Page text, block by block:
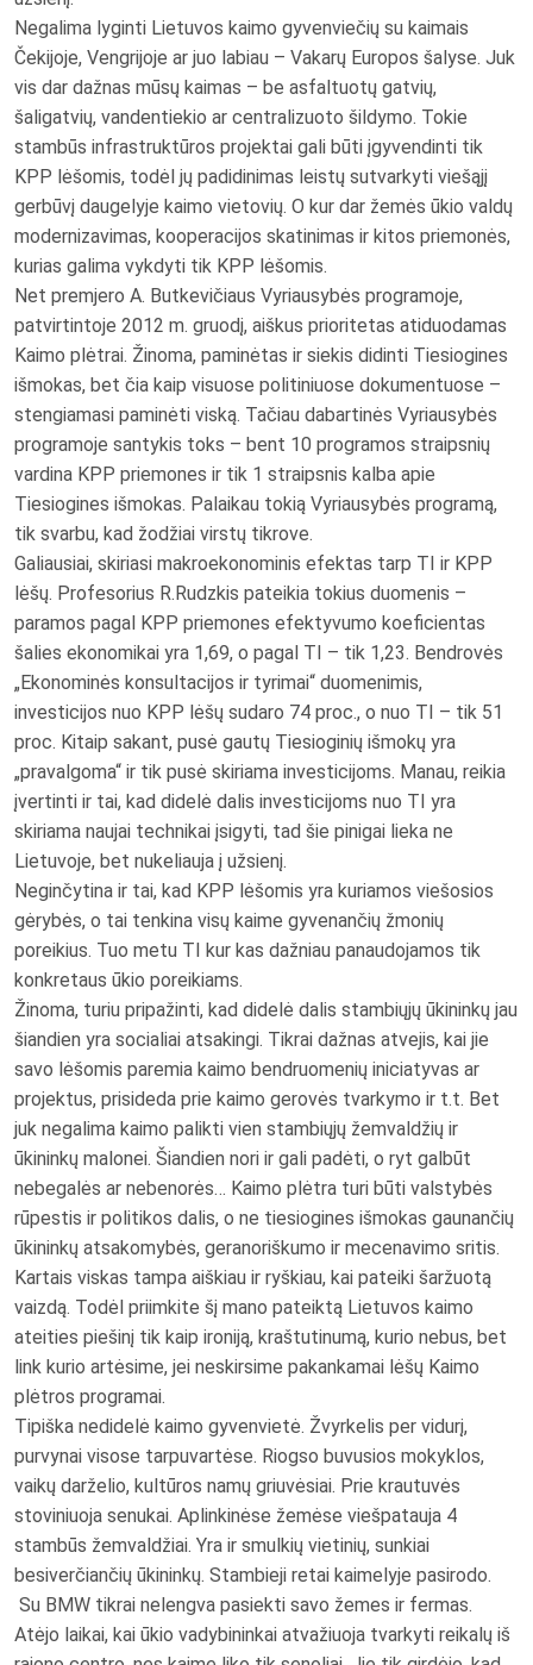
Negalima lyginti Lietuvos kaimo gyvenviečių su kaimais
Čekijoje, Vengrijoje ar juo labiau – Vakarų Europos šalyse. Juk
vis dar dažnas mūsų kaimas – be asfaltuotų gatvių,
šaligatvių, vandentiekio ar centralizuoto šildymo. Tokie
stambūs infrastruktūros projektai gali būti įgyvendinti tik
KPP lėšomis, todėl jų padidinimas leistų sutvarkyti viešąjį
gerbūvį daugelyje kaimo vietovių. O kur dar žemės ūkio valdų
modernizavimas, kooperacijos skatinimas ir kitos priemonės,
kurias galima vykdyti tik KPP lėšomis.
Net premjero A. Butkevičiaus Vyriausybės programoje,
patvirtintoje 2012 m. gruodį, aiškus prioritetas atiduodamas
Kaimo plėtrai. Žinoma, paminėtas ir siekis didinti Tiesiogines
išmokas, bet čia kaip visuose politiniuose dokumentuose –
stengiamasi paminėti viską. Tačiau dabartinės Vyriausybės
programoje santykis toks – bent 10 programos straipsnių
vardina KPP priemones ir tik 1 straipsnis kalba apie
Tiesiogines išmokas. Palaikau tokią Vyriausybės programą,
tik svarbu, kad žodžiai virstų tikrove.
Galiausiai, skiriasi makroekonominis efektas tarp TI ir KPP
lėšų. Profesorius R.Rudzkis pateikia tokius duomenis –
paramos pagal KPP priemones efektyvumo koeficientas
šalies ekonomikai yra 1,69, o pagal TI – tik 1,23. Bendrovės
„Ekonominės konsultacijos ir tyrimai“ duomenimis,
investicijos nuo KPP lėšų sudaro 74 proc., o nuo TI – tik 51
proc. Kitaip sakant, pusė gautų Tiesioginių išmokų yra
„pravalgoma“ ir tik pusė skiriama investicijoms. Manau, reikia
įvertinti ir tai, kad didelė dalis investicijoms nuo TI yra
skiriama naujai technikai įsigyti, tad šie pinigai lieka ne
Lietuvoje, bet nukeliauja į užsienį.
Neginčytina ir tai, kad KPP lėšomis yra kuriamos viešosios
gėrybės, o tai tenkina visų kaime gyvenančių žmonių
poreikius. Tuo metu TI kur kas dažniau panaudojamos tik
konkretaus ūkio poreikiams.
Žinoma, turiu pripažinti, kad didelė dalis stambiųjų ūkininkų jau
šiandien yra socialiai atsakingi. Tikrai dažnas atvejis, kai jie
savo lėšomis paremia kaimo bendruomenių iniciatyvas ar
projektus, prisideda prie kaimo gerovės tvarkymo ir t.t. Bet
juk negalima kaimo palikti vien stambiųjų žemvaldžių ir
ūkininkų malonei. Šiandien nori ir gali padėti, o ryt galbūt
nebegalės ar nebenorės… Kaimo plėtra turi būti valstybės
rūpestis ir politikos dalis, o ne tiesiogines išmokas gaunančių
ūkininkų atsakomybės, geranoriškumo ir mecenavimo sritis.
Kartais viskas tampa aiškiau ir ryškiau, kai pateiki šaržuotą
vaizdą. Todėl priimkite šį mano pateiktą Lietuvos kaimo
ateities piešinį tik kaip ironiją, kraštutinumą, kurio nebus, bet
link kurio artėsime, jei neskirsime pakankamai lėšų Kaimo
plėtros programai.
Tipiška nedidelė kaimo gyvenvietė. Žvyrkelis per vidurį,
purvynai visose tarpuvartėse. Riogso buvusios mokyklos,
vaikų darželio, kultūros namų griuvėsiai. Prie krautuvės
stoviniuoja senukai. Aplinkinėse žemėse viešpatauja 4
stambūs žemvaldžiai. Yra ir smulkių vietinių, sunkiai
besiverčiančių ūkininkų. Stambieji retai kaimelyje pasirodo.
Su BMW tikrai nelengva pasiekti savo žemes ir fermas.
Atėjo laikai, kai ūkio vadybininkai atvažiuoja tvarkyti reikalų iš